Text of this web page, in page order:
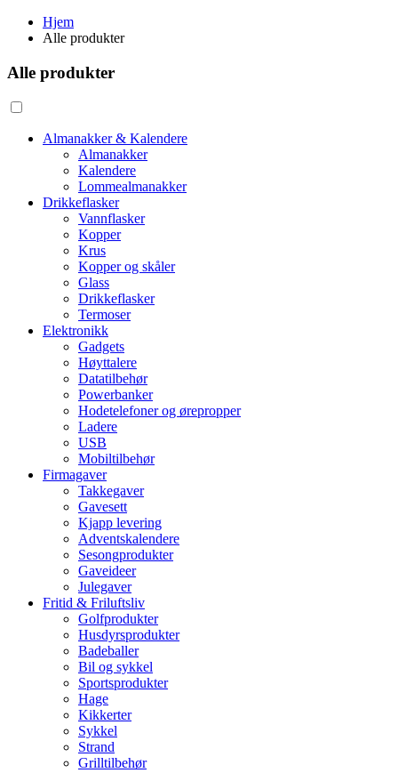
Hjem
Alle produkter
Alle produkter
Almanakker & Kalendere
Almanakker
Kalendere
Lommealmanakker
Drikkeflasker
Vannflasker
Kopper
Krus
Kopper og skåler
Glass
Drikkeflasker
Termoser
Elektronikk
Gadgets
Høyttalere
Datatilbehør
Powerbanker
Hodetelefoner og ørepropper
Ladere
USB
Mobiltilbehør
Firmagaver
Takkegaver
Gavesett
Kjapp levering
Adventskalendere
Sesongprodukter
Gaveideer
Julegaver
Fritid & Friluftsliv
Golfprodukter
Husdyrsprodukter
Badeballer
Bil og sykkel
Sportsprodukter
Hage
Kikkerter
Sykkel
Strand
Grilltilbehør